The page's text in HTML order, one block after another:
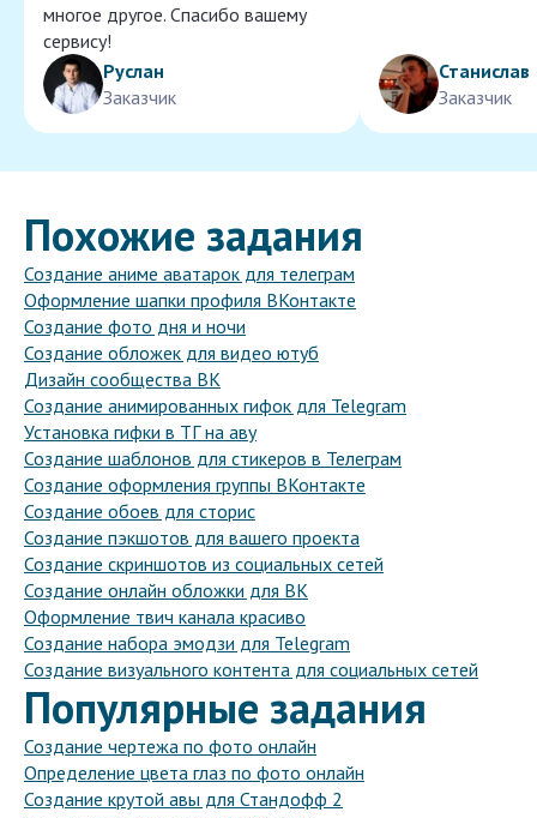
многое другое. Спасибо вашему
сервису!
Руслан
Заказчик
Станислав
Заказчик
Похожие задания
Создание аниме аватарок для телеграм
Оформление шапки профиля ВКонтакте
Создание фото дня и ночи
Создание обложек для видео ютуб
Дизайн сообщества ВК
Создание анимированных гифок для Telegram
Установка гифки в ТГ на аву
Создание шаблонов для стикеров в Телеграм
Создание оформления группы ВКонтакте
Создание обоев для сторис
Создание пэкшотов для вашего проекта
Создание скриншотов из социальных сетей
Создание онлайн обложки для ВК
Оформление твич канала красиво
Создание набора эмодзи для Telegram
Создание визуального контента для социальных сетей
Популярные задания
Создание чертежа по фото онлайн
Определение цвета глаз по фото онлайн
Создание крутой авы для Стандофф 2